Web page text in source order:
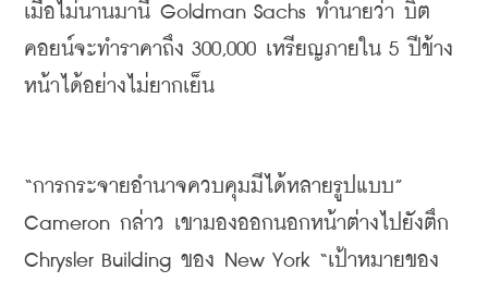
เมื่อไม่นานมานี้ Goldman Sachs ทำนายว่า บิต
คอยน์จะทำราคาถึง 300,000 เหรียญภายใน 5 ปีข้าง
หน้าได้อย่างไม่ยากเย็น
“การกระจายอำนาจควบคุมมีได้หลายรูปแบบ”
Cameron
Chrysler Building ของ New York “เป้าหมายของ